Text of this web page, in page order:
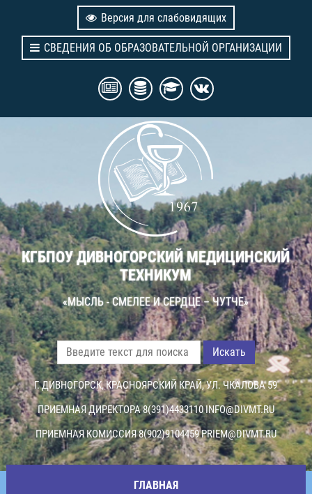
Версия для слабовидящих
СВЕДЕНИЯ ОБ ОБРАЗОВАТЕЛЬНОЙ ОРГАНИЗАЦИИ
КГБПОУ ДИВНОГОРСКИЙ МЕДИЦИНСКИЙ
ТЕХНИКУМ
«МЫСЛЬ - СМЕЛЕЕ И СЕРДЦЕ – ЧУТЧЕ»
Искать
Г. ДИВНОГОРСК, КРАСНОЯРСКИЙ КРАЙ, УЛ. ЧКАЛОВА 59
ПРИЕМНАЯ ДИРЕКТОРА 8(391)4433110INFO@DIVMT.RU
ПРИЕМНАЯ КОМИССИЯ 8(902)9104459PRIEM@DIVMT.RU
ГЛАВНАЯ